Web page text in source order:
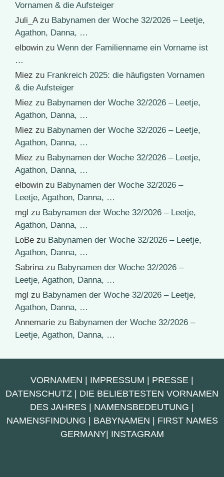
Vornamen & die Aufsteiger
Juli_Azu Babynamen der Woche 32/2026 – Leetje,
Agathon, Danna, …
elbowin zu Wenn der Familienname ein Vorname ist
…
Miez zu Frankreich 2025: die häufigsten Vornamen
& die Aufsteiger
Miez zu Babynamen der Woche 32/2026 – Leetje,
Agathon, Danna, …
Miez zu Babynamen der Woche 32/2026 – Leetje,
Agathon, Danna, …
Miez zu Babynamen der Woche 32/2026 – Leetje,
Agathon, Danna, …
elbowin zu Babynamen der Woche 32/2026 –
Leetje, Agathon, Danna, …
mgl zu Babynamen der Woche 32/2026 – Leetje,
Agathon, Danna, …
LoBe zu Babynamen der Woche 32/2026 – Leetje,
Agathon, Danna, …
Sabrinazu Babynamen der Woche 32/2026 –
Leetje, Agathon, Danna, …
mgl zu Babynamen der Woche 32/2026 – Leetje,
Agathon, Danna, …
Annemarie zu Babynamen der Woche 32/2026 –
Leetje, Agathon, Danna, …
VORNAMEN IMPRESSUM PRESSE
DATENSCHUTZ
DIE BELIEBTESTEN VORNAMEN
DES JAHRES
NAMENSBEDEUTUNG
NAMENSFINDUNG
BABYNAMEN
FIRST NAMES
GERMANY| INSTAGRAM